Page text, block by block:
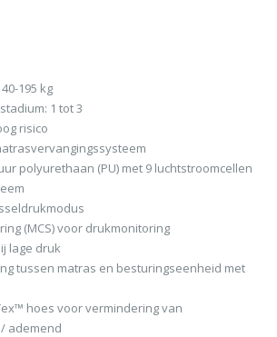
195 kg
1 tot 3
risico
polyurethaan (PU) met 9 luchtstroomcellen
(MCS) voor drukmonitoring
lage druk
tussen matras en besturingseenheid met
hoes voor vermindering van
ademend